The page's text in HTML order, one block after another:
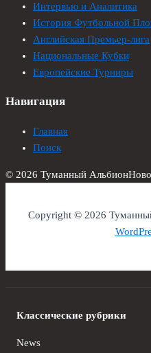
Интервью и Аналитика
История Футбольной
Английская Премьер-лига
Национальные Кубки
Европейские Турниры
Навигация
Главная
Поиск
© 2026 Туманный Альбион
Copyright © 2026
Классические рубрики
News